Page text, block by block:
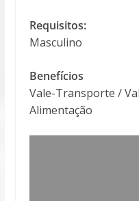
Requisitos:
Masculino
Benefícios
Vale-Transporte /
Alimentação